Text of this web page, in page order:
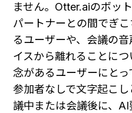
ません。Otter.aiのボッ
パートナーとの間でぎ
るユーザーや、会議の
イスから離れることに
念があるユーザーにと
参加者なしで文字起こ
議中または会議後に、